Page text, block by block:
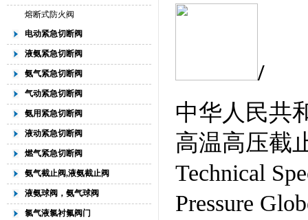
熔断式防火阀
电动紧急切断阀
液氨紧急切断阀
氨气紧急切断阀
气动紧急切断阀
氨用紧急切断阀
液动紧急切断阀
燃气紧急切断阀
氨气截止阀,液氨截止阀
液氨球阀，氨气球阀
氯气液氯衬氟阀门
/
中华人民共
高温高压截
Technical
Pressure